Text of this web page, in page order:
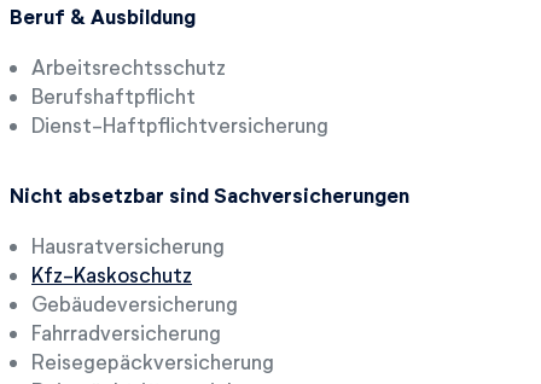
Beruf & Ausbildung
Arbeitsrechtsschutz
Berufshaftpflicht
Dienst-Haftpflichtversicherung
Nicht absetzbar sind Sachversicherungen
Hausratversicherung
Kfz-Kaskoschutz
Gebäudeversicherung
Fahrradversicherung
Reisegepäckversicherung